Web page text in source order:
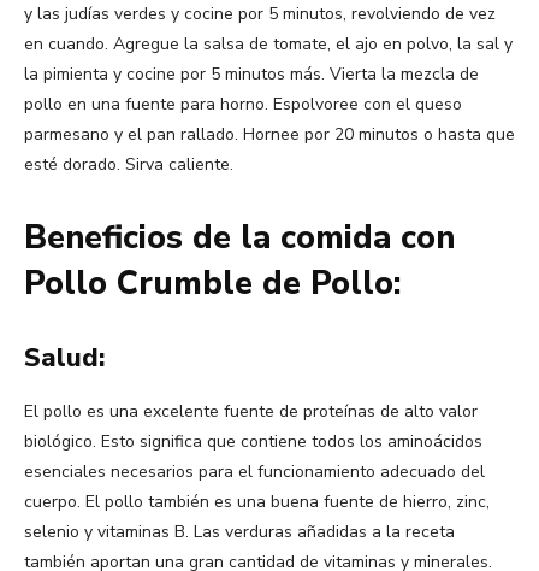
y las judías verdes y cocine por 5 minutos, revolviendo de vez
en cuando. Agregue la salsa de tomate, el ajo en polvo, la sal y
la pimienta y cocine por 5 minutos más. Vierta la mezcla de
pollo en una fuente para horno. Espolvoree con el queso
parmesano y el pan rallado. Hornee por 20 minutos o hasta que
esté dorado. Sirva caliente.
Beneficios de la comida con
Pollo Crumble de Pollo:
Salud:
El pollo es una excelente fuente de proteínas de alto valor
biológico. Esto significa que contiene todos los aminoácidos
esenciales necesarios para el funcionamiento adecuado del
cuerpo. El pollo también es una buena fuente de hierro, zinc,
selenio y vitaminas B. Las verduras añadidas a la receta
también aportan una gran cantidad de vitaminas y minerales.